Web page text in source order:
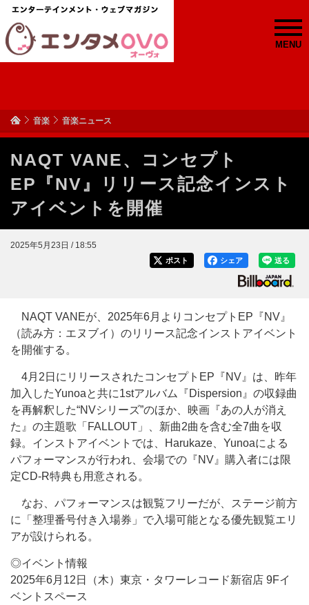
MENU
音楽 音楽ニュース
NAQT VANE、コンセプト
EP『NV』リリース記念インスト
アイベントを開催
2025年5月23日 / 18:55
送る
シェア
ポスト
NAQT VANEが、2025年6月よりコンセプトEP『NV』
（読み方：エヌブイ）のリリース記念インストアイベント
を開催する。
4月2日にリリースされたコンセプトEP『NV』は、昨年
加入したYunoaと共に1stアルバム『Dispersion』の収録曲
を再解釈した“NVシリーズ”のほか、映画『あの人が消え
た』の主題歌「FALLOUT」、新曲2曲を含む全7曲を収
録。インストアイベントでは、Harukaze、Yunoaによる
パフォーマンスが行われ、会場での『NV』購入者には限
定CD-R特典も用意される。
なお、パフォーマンスは観覧フリーだが、ステージ前方
に「整理番号付き入場券」で入場可能となる優先観覧エリ
アが設けられる。
◎イベント情報
2025年6月12日（木）東京・タワーレコード新宿店 9Fイ
ベントスペース